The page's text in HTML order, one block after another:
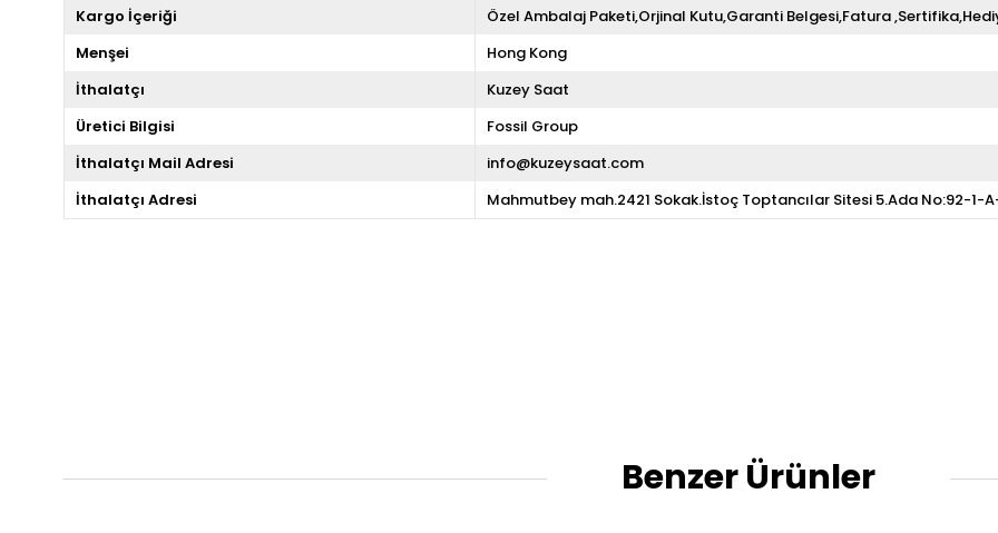
Kargo İçeriği
Özel Ambalaj Paketi,Orjinal Kutu,Garanti Belgesi,Fatura
Menşei
Hong Kong
İthalatçı
Kuzey Saat
Üretici Bilgisi
Fossil Group
İthalatçı Mail Adresi
info@kuzeysaat.com
İthalatçı Adresi
Mahmutbey mah.2421 Sokak.İstoç Toptancılar Sitesi 5.Ada No:92-1-
Benzer Ürünler